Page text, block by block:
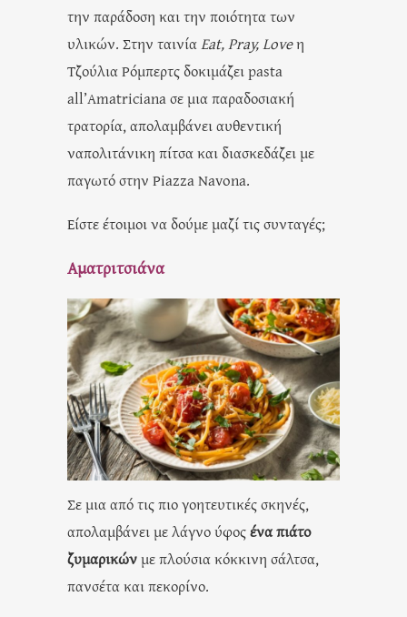
την παράδοση και την ποιότητα των
υλικών. Στην ταινίαEat, Pray, Loveη
Τζούλια Ρόμπερτς δοκιμάζει pasta
all’Amatriciana σε μια παραδοσιακή
τρατορία, απολαμβάνει αυθεντική
ναπολιτάνικη πίτσα και διασκεδάζει με
παγωτό στην Piazza Navona.
Είστε έτοιμοι να δούμε μαζί τις συνταγές;
Αματριτσιάνα
Σε μια από τις πιο γοητευτικές σκηνές,
απολαμβάνει με λάγνο ύφοςένα πιάτο
ζυμαρικώνμε πλούσια κόκκινη σάλτσα,
πανσέτα και πεκορίνο.